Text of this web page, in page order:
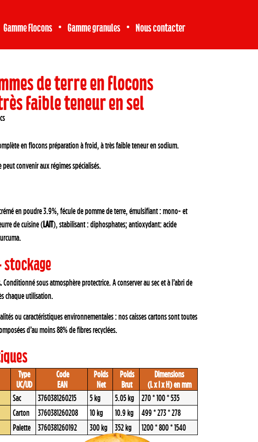
Gamme flocons Gamme granules Nous contacter
de terre en flocons
faible teneur en sel
en flocons préparation à froid, à très faible teneur en sodium.
convenir aux régimes spécialisés.
en poudre 3.9%, fécule de pomme de terre, émulsifiant : mono- et
de cuisine (LAIT), stabilisant : diphosphates; antioxydant: acide
stockage
Conditionné sous atmosphère protectrice. A conserver au sec et à l’abri de
chaque utilisation.
ou caractéristiques environnementales : nos caisses cartons sont toutes
d’au moins 88% de fibres recyclées.
Type
UC/UD
Code
EAN
Poids
Net
Poids
Brut
Dimensions
(L x l x H) en mm
Sac 3760381260215 5 kg 5.05 kg
270 * 100 * 535
Carton 3760381260208 10 kg 10.9 kg
499 * 273 * 278
Palette 3760381260192 300 kg 352 kg 1200 * 800 * 1540